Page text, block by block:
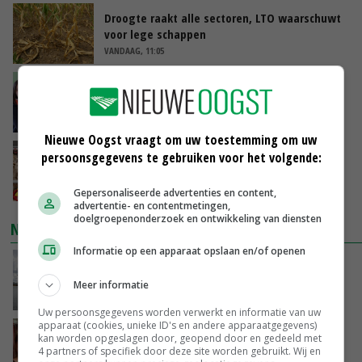
Droogte raakt alle sectoren, LTO waarschuwt
voor lege schappen
VANDAAG, 11:05
‘Het is letterlijk en figuurlijk een hete zomer’
VANDAAG, 11:00
Argentinië hervat export van pluimveevlees
naar EU
VANDAAG, 10:39
NIEUWSTE VIDEO'S
wereld zijn te koop
Danique in Canada: ‘Superveel schik gehad
tijdens stage’
Nieuwe Oogst vraagt om uw toestemming om uw
persoonsgegevens te gebruiken voor het volgende:
Gepersonaliseerde advertenties en content,
advertentie- en contentmetingen,
doelgroepenonderzoek en ontwikkeling van diensten
Informatie op een apparaat opslaan en/of openen
Meer informatie
Uw persoonsgegevens worden verwerkt en informatie van uw
apparaat (cookies, unieke ID's en andere apparaatgegevens)
kan worden opgeslagen door, geopend door en gedeeld met
4 partners of specifiek door deze site worden gebruikt. Wij en